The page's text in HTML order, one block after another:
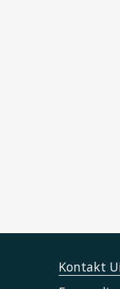
Kontakt